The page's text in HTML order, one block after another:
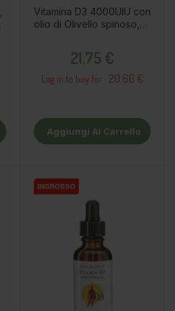
Vitamina D3 4000UIU con
olio di Olivello spinoso,
21,75 €
Log in to buy for : 20.66 €
Aggiungi Al Carrello
INGROSSO
INGROSSO